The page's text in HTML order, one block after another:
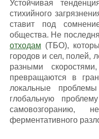
Устойчивая
стихийного
ставит под
общества. Не
отходам (ТБО),
городов и сел, полей,
разными
превращаются в
локальные
глобальную
самовозгоранию,
ферментативного